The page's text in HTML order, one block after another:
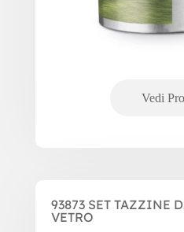
93873 SET TAZZINE
VETRO